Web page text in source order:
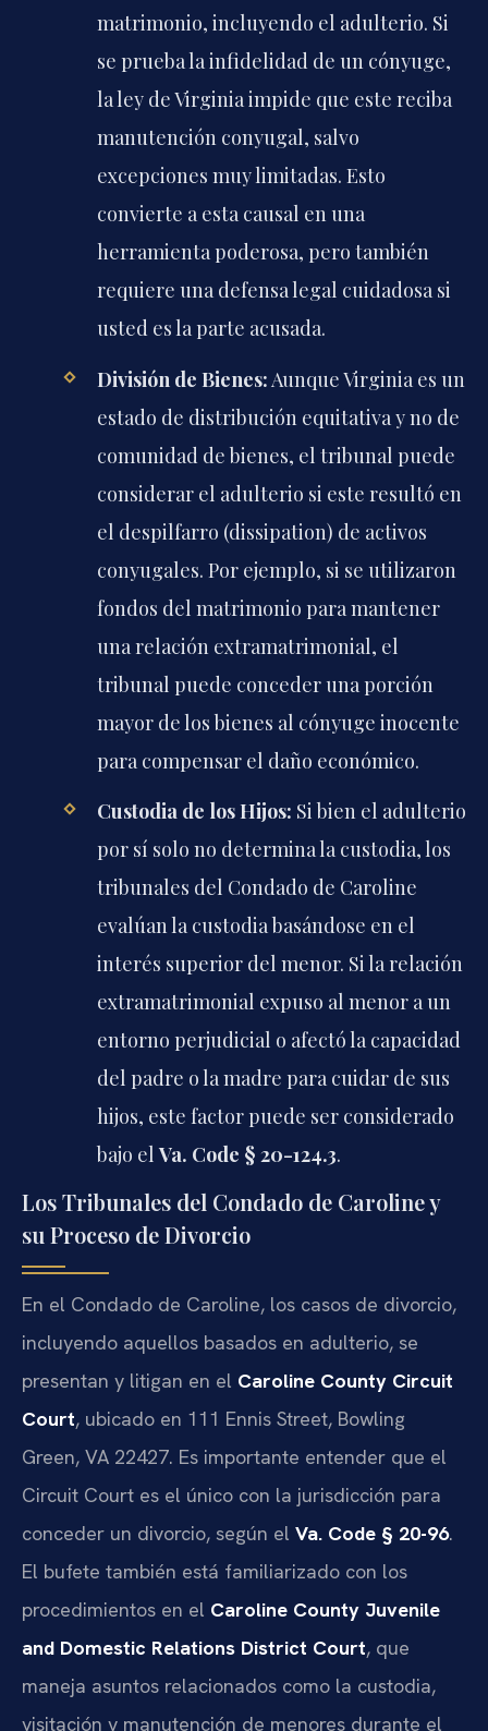
matrimonio, incluyendo el adulterio. Si
se prueba la infidelidad de un cónyuge,
la ley de Virginia impide que este reciba
manutención conyugal, salvo
excepciones muy limitadas. Esto
convierte a esta causal en una
herramienta poderosa, pero también
requiere una defensa legal cuidadosa si
usted es la parte acusada.
División de Bienes: Aunque Virginia es un
estado de distribución equitativa y no de
comunidad de bienes, el tribunal puede
considerar el adulterio si este resultó en
el despilfarro (dissipation) de activos
conyugales. Por ejemplo, si se utilizaron
fondos del matrimonio para mantener
una relación extramatrimonial, el
tribunal puede conceder una porción
mayor de los bienes al cónyuge inocente
para compensar el daño económico.
Custodia de los Hijos: Si bien el adulterio
por sí solo no determina la custodia, los
tribunales del Condado de Caroline
evalúan la custodia basándose en el
interés superior del menor. Si la relación
extramatrimonial expuso al menor a un
entorno perjudicial o afectó la capacidad
del padre o la madre para cuidar de sus
hijos, este factor puede ser considerado
bajo elVa. Code § 20-124.3.
Los Tribunales del Condado de Caroline y
su Proceso de Divorcio
En el Condado de Caroline, los casos de divorcio,
incluyendo aquellos basados en adulterio, se
presentan y litigan en el Caroline County Circuit
Court, ubicado en 111 Ennis Street, Bowling
Green, VA 22427. Es importante entender que el
Circuit Court es el único con la jurisdicción para
conceder un divorcio, según el Va. Code § 20-96.
El bufete también está familiarizado con los
procedimientos en el Caroline County Juvenile
and Domestic Relations District Court, que
maneja asuntos relacionados como la custodia,
visitación y manutención de menores durante el